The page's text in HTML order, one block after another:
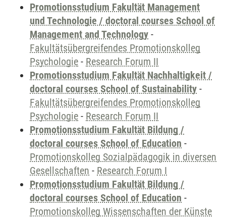
Promotionsstudium Fakultät Management
und Technologie / doctoral courses School of
Management and Technology -
Fakultätsübergreifendes Promotionskolleg
Psychologie - Research Forum II
Promotionsstudium Fakultät Nachhaltigkeit /
doctoral courses School of Sustainability -
Fakultätsübergreifendes Promotionskolleg
Psychologie - Research Forum II
Promotionsstudium Fakultät Bildung /
doctoral courses School of Education -
Promotionskolleg Sozialpädagogik in diversen
Gesellschaften - Research Forum I
Promotionsstudium Fakultät Bildung /
doctoral courses School of Education -
Promotionskolleg Wissenschaften der Künste